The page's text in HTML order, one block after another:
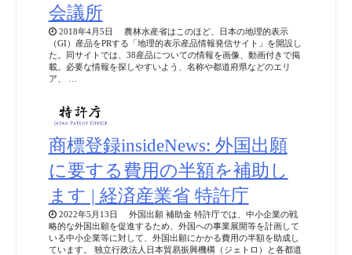
会議所
2018年4月5日 農林水産省はこのほど、日本の地理的表示
（GI）産品をPRする「地理的表示産品情報発信サイト」を開設し
た。同サイトでは、38産品についての情報を画像、動画付きで掲
載。必要な情報を探しやすいよう、名称や都道府県などのエリ
ア、 …
商標登録insideNews: 外国出願
に要する費用の半額を補助し
ます | 経済産業省 特許庁
2022年5月13日 外国出願 補助金 特許庁では、中小企業の戦
略的な外国出願を促進するため、外国への事業展開等を計画して
いる中小企業等に対して、外国出願にかかる費用の半額を助成し
ています。 独立行政法人日本貿易振興機構（ジェトロ）と各都道